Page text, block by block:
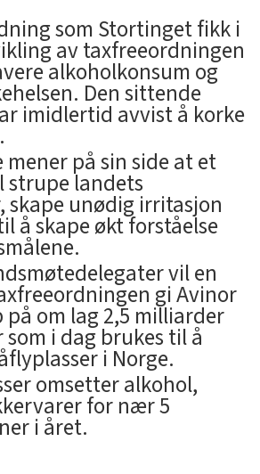
som Stortinget fikk i
av taxfreeordningen
alkoholkonsum og
Den sittende
imidlertid avvist å korke
på sin side at et
strupe landets
skape unødig irritasjon
å skape økt forståelse
vil en
gi Avinor
om lag 2,5 milliarder
i dag brukes til å
i Norge.
omsetter alkohol,
for nær 5
i året.